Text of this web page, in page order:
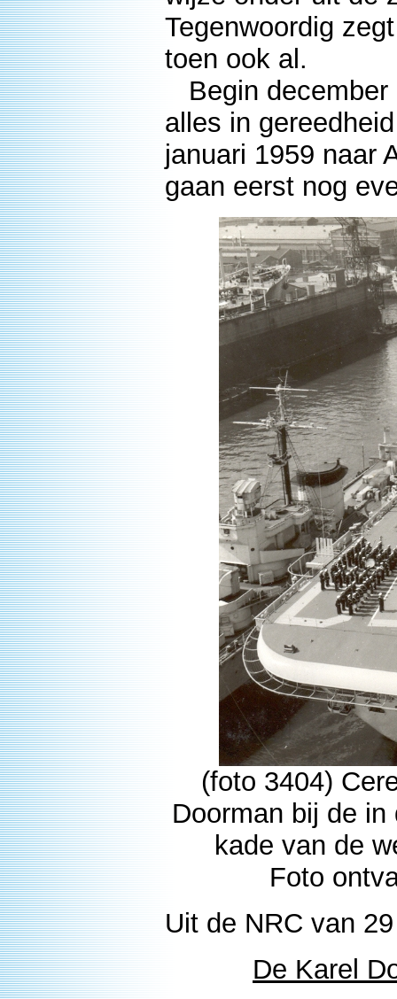
Tegenwoordig
toen ook al.
Begin december
alles in
januari 1959 naar
gaan eerst nog
(foto 3404)
Doorman bij de
kade van de
Foto
Uit de NRC van
De Karel